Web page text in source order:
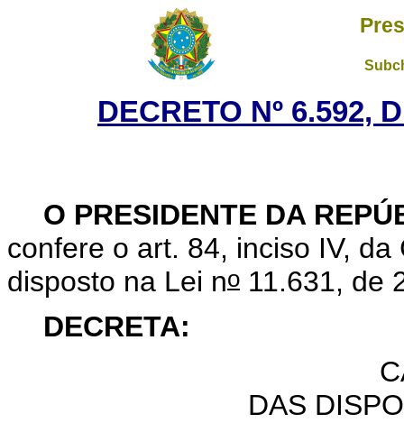
DECRETO Nº 6.592,
O PRESIDENTE DA
confere o art. 84, inciso IV,
disposto na Lei no 11.631, de
DECRETA:
DAS